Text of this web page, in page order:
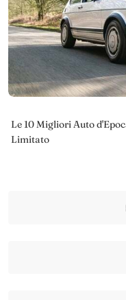
Le 10 Migliori Auto
Limitato